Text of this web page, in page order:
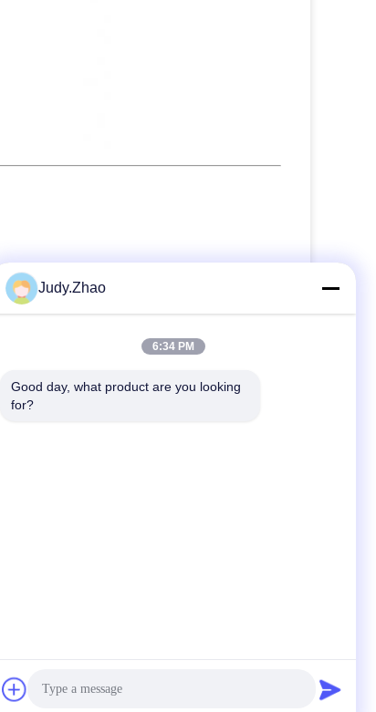
een laag bedekte Siliconeverbinding voor
Judy.Zhao
6:34 PM
Good day, what product are you looking
for?